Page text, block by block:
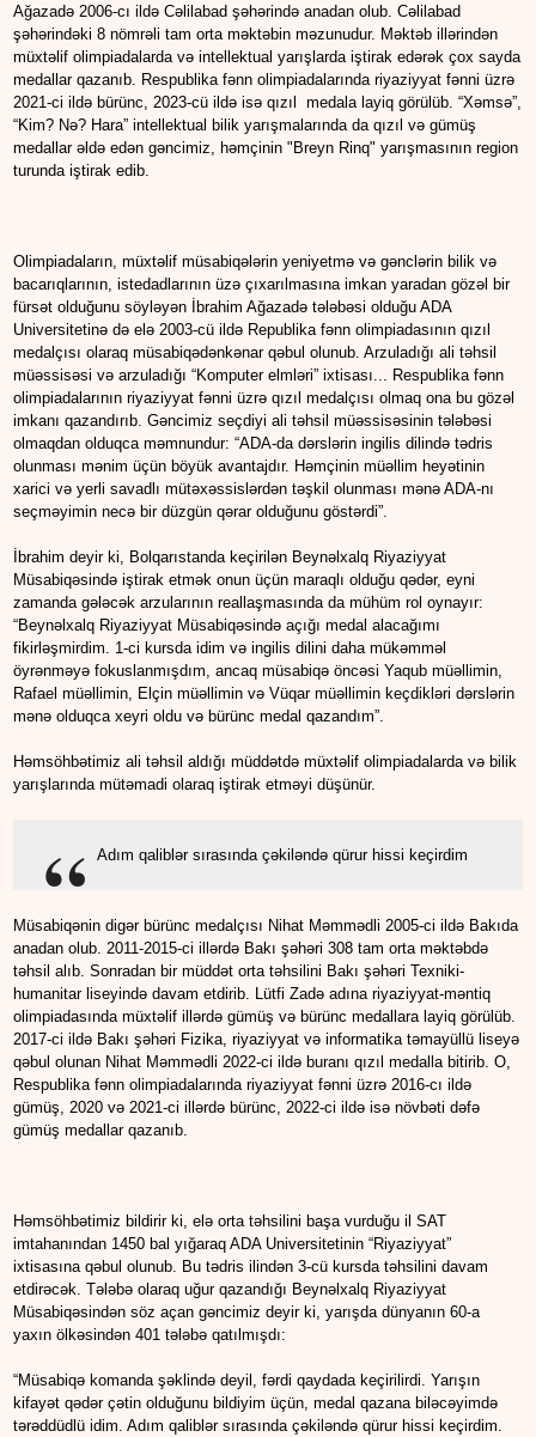
Ağazadə 2006-cı ildə Cəlilabad şəhərində anadan olub. Cəlilabad
şəhərindəki 8 nömrəli tam orta məktəbin məzunudur. Məktəb illərindən
müxtəlif olimpiadalarda və intellektual yarışlarda iştirak edərək çox sayda
medallar qazanıb. Respublika fənn olimpiadalarında riyaziyyat fənni üzrə
2021-ci ildə bürünc, 2023-cü ildə isə qızıl medala layiq görülüb. “Xəmsə”,
“Kim? Nə? Hara” intellektual bilik yarışmalarında da qızıl və gümüş
medallar əldə edən gəncimiz, həmçinin "Breyn Rinq" yarışmasının region
turunda iştirak edib.
Olimpiadaların, müxtəlif müsabiqələrin yeniyetmə və gənclərin bilik və
bacarıqlarının, istedadlarının üzə çıxarılmasına imkan yaradan gözəl bir
fürsət olduğunu söyləyən İbrahim Ağazadə tələbəsi olduğu ADA
Universitetinə də elə 2003-cü ildə Republika fənn olimpiadasının qızıl
medalçısı olaraq müsabiqədənkənar qəbul olunub. Arzuladığı ali təhsil
müəssisəsi və arzuladığı “Komputer elmləri” ixtisası... Respublika fənn
olimpiadalarının riyaziyyat fənni üzrə qızıl medalçısı olmaq ona bu gözəl
imkanı qazandırıb. Gəncimiz seçdiyi ali təhsil müəssisəsinin tələbəsi
olmaqdan olduqca məmnundur: “ADA-da dərslərin ingilis dilində tədris
olunması mənim üçün böyük avantajdır. Həmçinin müəllim heyətinin
xarici və yerli savadlı mütəxəssislərdən təşkil olunması mənə ADA-nı
seçməyimin necə bir düzgün qərar olduğunu göstərdi”.
İbrahim deyir ki, Bolqarıstanda keçirilən Beynəlxalq Riyaziyyat
Müsabiqəsində iştirak etmək onun üçün maraqlı olduğu qədər, eyni
zamanda gələcək arzularının reallaşmasında da mühüm rol oynayır:
“Beynəlxalq Riyaziyyat Müsabiqəsində açığı medal alacağımı
fikirləşmirdim. 1-ci kursda idim və ingilis dilini daha mükəmməl
öyrənməyə fokuslanmışdım, ancaq müsabiqə öncəsi Yaqub müəllimin,
Rafael müəllimin, Elçin müəllimin və Vüqar müəllimin keçdikləri dərslərin
mənə olduqca xeyri oldu və bürünc medal qazandım”.
Həmsöhbətimiz ali təhsil aldığı müddətdə müxtəlif olimpiadalarda və bilik
yarışlarında mütəmadi olaraq iştirak etməyi düşünür.
Adım qaliblər sırasında çəkiləndə qürur hissi keçirdim
Müsabiqənin digər bürünc medalçısı Nihat Məmmədli 2005-ci ildə Bakıda
anadan olub. 2011-2015-ci illərdə Bakı şəhəri 308 tam orta məktəbdə
təhsil alıb. Sonradan bir müddət orta təhsilini Bakı şəhəri Texniki-
humanitar liseyində davam etdirib. Lütfi Zadə adına riyaziyyat-məntiq
olimpiadasında müxtəlif illərdə gümüş və bürünc medallara layiq görülüb.
2017-ci ildə Bakı şəhəri Fizika, riyaziyyat və informatika təmayüllü liseyə
qəbul olunan Nihat Məmmədli 2022-ci ildə buranı qızıl medalla bitirib. O,
Respublika fənn olimpiadalarında riyaziyyat fənni üzrə 2016-cı ildə
gümüş, 2020 və 2021-ci illərdə bürünc, 2022-ci ildə isə növbəti dəfə
gümüş medallar qazanıb.
Həmsöhbətimiz bildirir ki, elə orta təhsilini başa vurduğu il SAT
imtahanından 1450 bal yığaraq ADA Universitetinin “Riyaziyyat”
ixtisasına qəbul olunub. Bu tədris ilindən 3-cü kursda təhsilini davam
etdirəcək. Tələbə olaraq uğur qazandığı Beynəlxalq Riyaziyyat
Müsabiqəsindən söz açan gəncimiz deyir ki, yarışda dünyanın 60-a
yaxın ölkəsindən 401 tələbə qatılmışdı:
“Müsabiqə komanda şəklində deyil, fərdi qaydada keçirilirdi. Yarışın
kifayət qədər çətin olduğunu bildiyim üçün, medal qazana biləcəyimdə
tərəddüdlü idim. Adım qaliblər sırasında çəkiləndə qürur hissi keçirdim.